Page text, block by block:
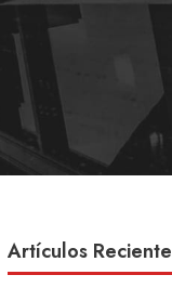
Artículos